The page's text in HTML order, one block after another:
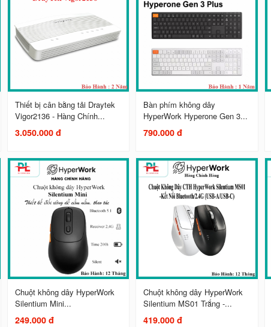
Thiết bị cân bằng tải Draytek
Vigor2136 - Hàng Chính...
3.050.000 đ
Bàn phím không dây
HyperWork Hyperone Gen 3...
790.000 đ
Chuột không dây HyperWork
Silentium Mini...
249.000 đ
Chuột không dây HyperWork
Silentium MS01 Trắng -...
419.000 đ